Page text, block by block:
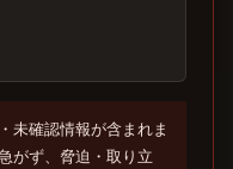
未確認情報が含まれま
がず、脅迫・取り立